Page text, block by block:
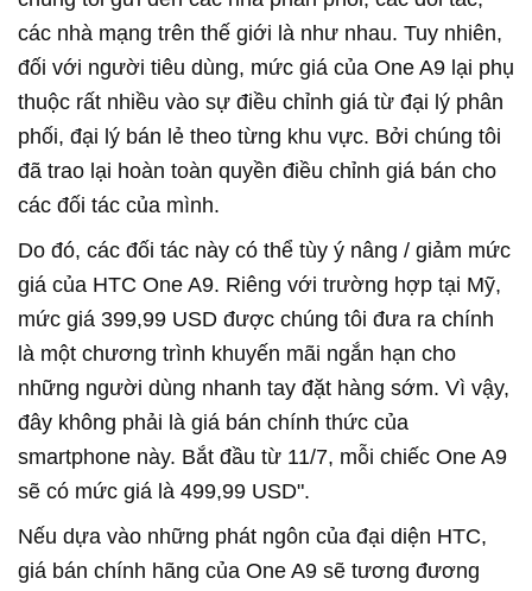
các nhà mạng trên thế giới là như nhau. Tuy nhiên,
đối với người tiêu dùng, mức giá của One A9 lại phụ
thuộc rất nhiều vào sự điều chỉnh giá từ đại lý phân
phối, đại lý bán lẻ theo từng khu vực. Bởi chúng tôi
đã trao lại hoàn toàn quyền điều chỉnh giá bán cho
các đối tác của mình.
Do đó, các đối tác này có thể tùy ý nâng / giảm mức
giá của HTC One A9. Riêng với trường hợp tại Mỹ,
mức giá 399,99 USD được chúng tôi đưa ra chính
là một chương trình khuyến mãi ngắn hạn cho
những người dùng nhanh tay đặt hàng sớm. Vì vậy,
đây không phải là giá bán chính thức của
smartphone này. Bắt đầu từ 11/7, mỗi chiếc One A9
sẽ có mức giá là 499,99 USD".
Nếu dựa vào những phát ngôn của đại diện HTC,
giá bán chính hãng của One A9 sẽ tương đương